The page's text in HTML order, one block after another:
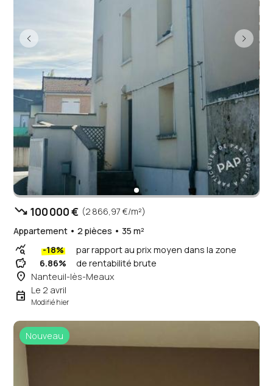
trending_down 100 000 € (2 866,97 €/m²)
Appartement • 2 pièces • 35 m²
query_stats -18% par rapport au prix moyen dans la zone
savings 6.86% de rentabilité brute
place Nanteuil-lès-Meaux
event Le 2 avril
Modifié hier
Nouveau